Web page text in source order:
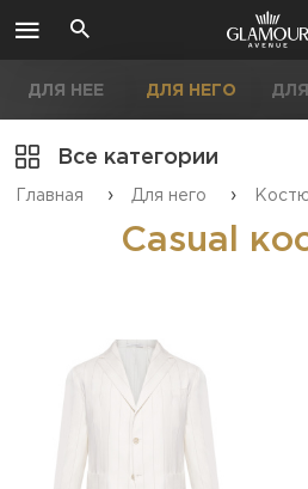
ДЛЯ НЕЕ ДЛЯ НЕГО
Все категории
Главная › Для него ›
Casual